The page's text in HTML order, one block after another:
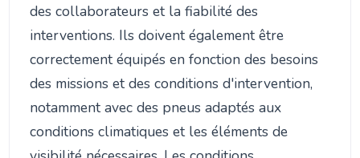
des collaborateurs et la fiabilité des
interventions. Ils doivent également être
correctement équipés en fonction des besoins
des missions et des conditions d'intervention,
notamment avec des pneus adaptés aux
conditions climatiques et les éléments de